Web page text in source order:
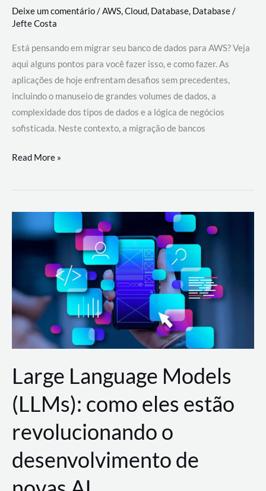
Deixe um comentário/AWS,Cloud, Database, Database/
Jefte Costa
Está pensando em migrar seu banco de dados para AWS? Veja
aqui alguns pontos para você fazer isso, e como fazer. As
aplicações de hoje enfrentam desafios sem precedentes,
incluindo o manuseio de grandes volumes de dados, a
complexidade dos tipos de dados e a lógica de negócios
sofisticada. Neste contexto, a migração de bancos
Por
migrar
de
a
AWS?
Read More »
Large Language Models
(LLMs): como eles estão
revolucionando o
desenvolvimento de